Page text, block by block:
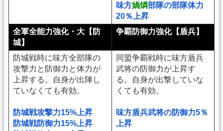
味方媧燐部隊の部隊体力
20％上昇
全軍全能力強化・大【防
城】
争覇防御力強化【盾兵】
防城戦時に味方全部隊の
攻撃力と防御力と体力が
上昇する。自身が出陣し
ていなくても有効。
防城戦攻撃力15%上昇
防城戦防御力15%上昇
同盟争覇戦時に味方盾兵
武将の防御力が上昇す
る。自身が出撃していな
くても有効。
味方盾兵武将の防御力5％
上昇